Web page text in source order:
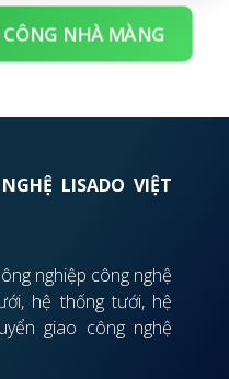
NHÀ MÀNG
LISADO VIỆT
nghiệp công nghệ
hệ thống tưới, hệ
giao công nghệ